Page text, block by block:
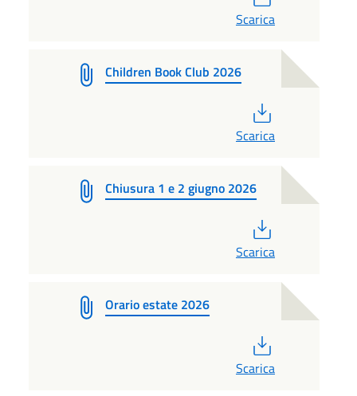
Scarica
Children Book Club 2026
Scarica
Chiusura 1 e 2 giugno 2026
Scarica
Orario estate 2026
Scarica